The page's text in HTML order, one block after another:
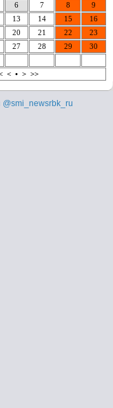
6 7 8
9
13 14 15
16
20 21 22
23
27 28 29
30
< • > >>
@smi_newsrbk_ru